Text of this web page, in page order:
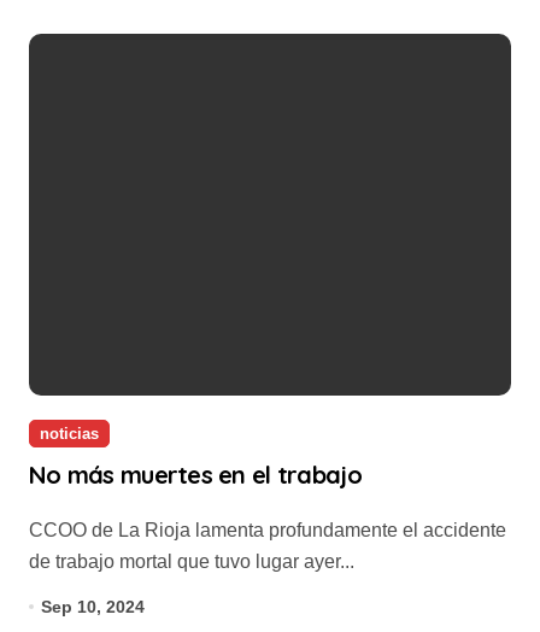
noticias
No más muertes en el trabajo
CCOO de La Rioja lamenta profundamente el accidente
de trabajo mortal que tuvo lugar ayer...
Sep 10, 2024